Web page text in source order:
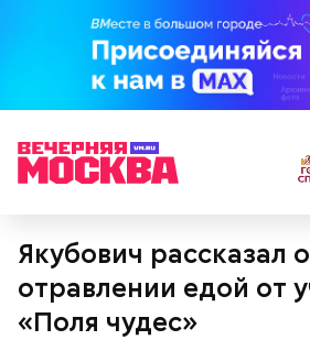
Якубович рассказал
отравлении едой от
«Поля чудес»
сливки жирностью 20